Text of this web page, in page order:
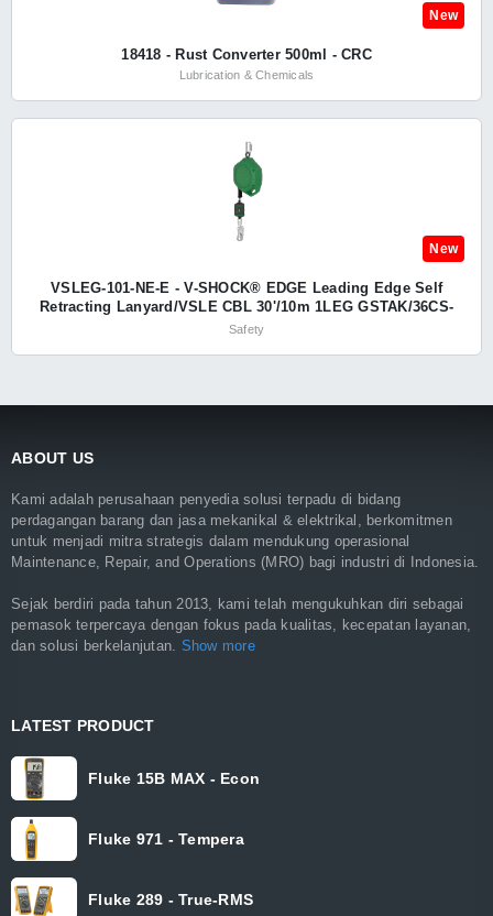
New
18418 - Rust Converter 500ml - CRC
Lubrication & Chemicals
New
VSLEG-101-NE-E - V-SHOCK® EDGE Leading Edge Self
Retracting Lanyard/VSLE CBL 30'/10m 1LEG GSTAK/36CS-
EUMS - MSA
Safety
ABOUT US
Kami adalah perusahaan penyedia solusi terpadu di bidang
perdagangan barang dan jasa mekanikal & elektrikal, berkomitmen
untuk menjadi mitra strategis dalam mendukung operasional
Maintenance, Repair, and Operations (MRO) bagi industri di Indonesia.
Sejak berdiri pada tahun 2013, kami telah mengukuhkan diri sebagai
pemasok terpercaya dengan fokus pada kualitas, kecepatan layanan,
dan solusi berkelanjutan. Show more
LATEST PRODUCT
Fluke 15B MAX - Econ
Fluke 971 - Tempera
Fluke 289 - True-RMS